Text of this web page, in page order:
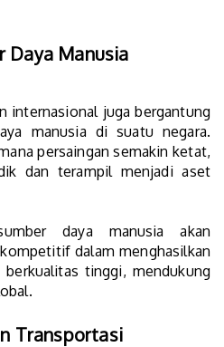
Daya Manusia
internasional juga bergantung
manusia di suatu negara.
persaingan semakin ketat,
dan terampil menjadi aset
daya manusia akan
dalam menghasilkan
berkualitas tinggi, mendukung
Transportasi